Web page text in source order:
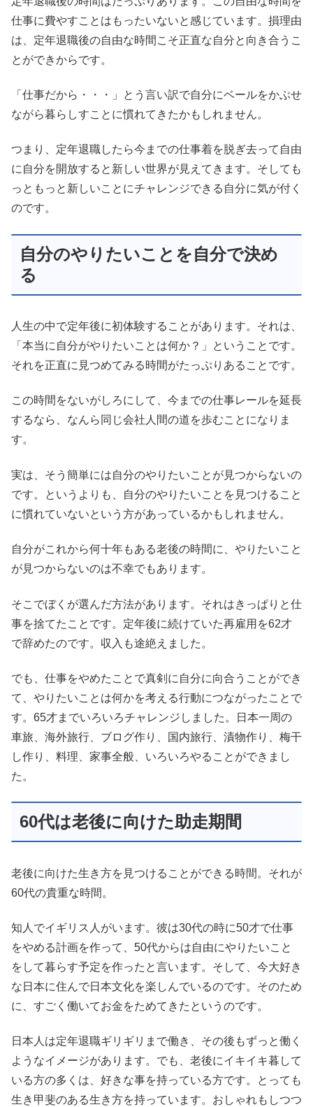
仕事に費やすことはもったいないと感じています。損理由
は、定年退職後の自由な時間こそ正直な自分と向き合うこ
とができからです。
「仕事だから・・・」とう言い訳で自分にベールをかぶせ
ながら暮らしすことに慣れてきたかもしれません。
つまり、定年退職したら今までの仕事着を脱ぎ去って自由
に自分を開放すると新しい世界が見えてきます。そしても
っともっと新しいことにチャレンジできる自分に気が付く
のです。
自分のやりたいことを自分で決め
る
人生の中で定年後に初体験することがあります。それは、
「本当に自分がやりたいことは何か？」ということです。
それを正直に見つめてみる時間がたっぷりあることです。
この時間をないがしろにして、今までの仕事レールを延長
するなら、なんら同じ会社人間の道を歩むことになりま
す。
実は、そう簡単には自分のやりたいことが見つからないの
です。というよりも、自分のやりたいことを見つけること
に慣れていないという方があっているかもしれません。
自分がこれから何十年もある老後の時間に、やりたいこと
が見つからないのは不幸でもあります。
そこでぼくが選んだ方法があります。それはきっぱりと仕
事を捨てたことです。定年後に続けていた再雇用を62才
で辞めたのです。収入も途絶えました。
でも、仕事をやめたことで真剣に自分に向合うことができ
て、やりたいことは何かを考える行動につながったことで
す。65才までいろいろチャレンジしました。日本一周の
車旅、海外旅行、ブログ作り、国内旅行、漬物作り、梅干
し作り、料理、家事全般、いろいろやることができまし
た。
60代は老後に向けた助走期間
老後に向けた生き方を見つけることができる時間。それが
60代の貴重な時間。
知人でイギリス人がいます。彼は30代の時に50才で仕事
をやめる計画を作って、50代からは自由にやりたいこと
をして暮らす予定を作ったと言います。そして、今大好き
な日本に住んで日本文化を楽しんでいるのです。そのため
に、すごく働いてお金をためてきたというのです。
日本人は定年退職ギリギリまで働き、その後もずっと働く
ようなイメージがあります。でも、老後にイキイキ暮して
いる方の多くは、好きな事を持っている方です。とっても
生き甲斐のある生き方を持っています。おしゃれもしつつ